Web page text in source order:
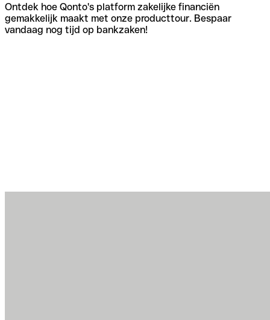
Ontdek hoe Qonto's platform zakelijke financiën
gemakkelijk maakt met onze producttour. Bespaar
vandaag nog tijd op bankzaken!